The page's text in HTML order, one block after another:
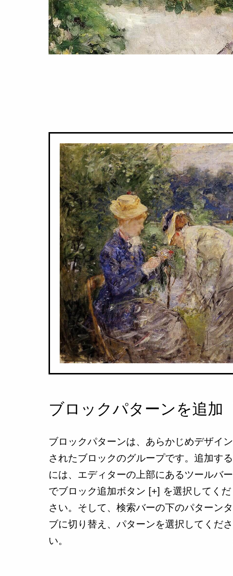
ブロックパターンを追加
ブロックパターンは、あらかじめデザイン
されたブロックのグループです。追加する
には、エディターの上部にあるツールバー
でブロック追加ボタン [+] を選択してくだ
さい。そして、検索バーの下のパターンタ
ブに切り替え、パターンを選択してくださ
い。